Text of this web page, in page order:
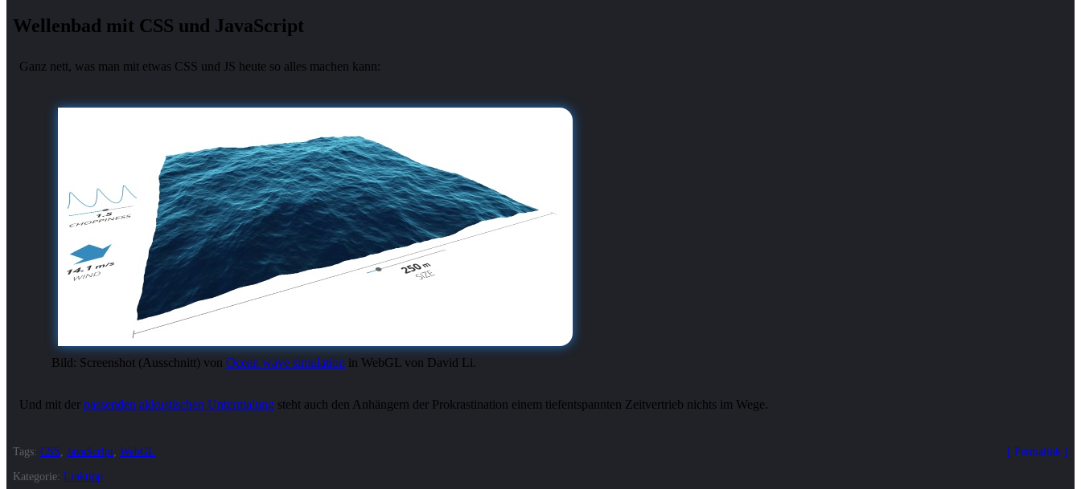
Wellenbad mit CSS und JavaScript
Ganz nett, was man mit etwas CSS und JS heute so alles machen kann:
Bild: Screenshot (Ausschnitt) von Ocean wave simulation in WebGL von David Li.
Und mit der passenden akkustischen Untermalung
Permalink
Tags: CSS JavaScript WebGL
Kategorie: Linktipp